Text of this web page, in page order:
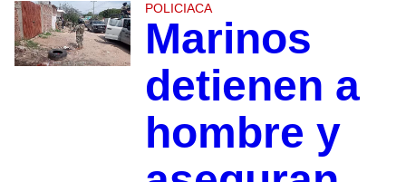
POLICIACA
Marinos
detienen a
hombre y